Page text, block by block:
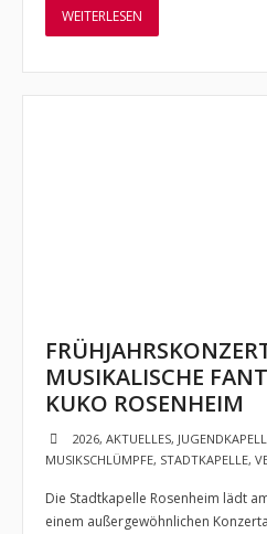
- - Vorstellung
- - Dirigent
Termine und Auftritte
Verein
- Vorstand
WEITERLESEN
MUSIKALISCHE
KUKO ROSENHEIM
2026,AKTUELLES,
MUSIKSCHLÜMPFE, STADTKAPELLE,
Die Stadtkapelle Rosenheim lädt
einem außergewöhnlichen